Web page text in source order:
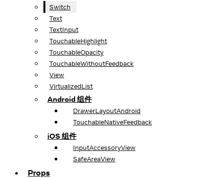
Switch
Text
TextInput
TouchableHighlight
TouchableOpacity
TouchableWithoutFeedback
View
VirtualizedList
Android 组件
DrawerLayoutAndroid
TouchableNativeFeedback
iOS 组件
InputAccessoryView
SafeAreaView
Props